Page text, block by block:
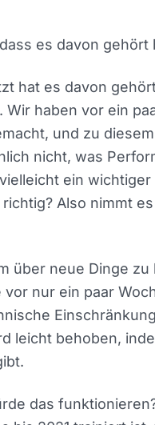
wüsste es nicht, was
der erklärt,
es davon gehört
hat es davon
Wir haben vor
nicht, was
ein wichtiger
richtig? Also
die vor nur ein